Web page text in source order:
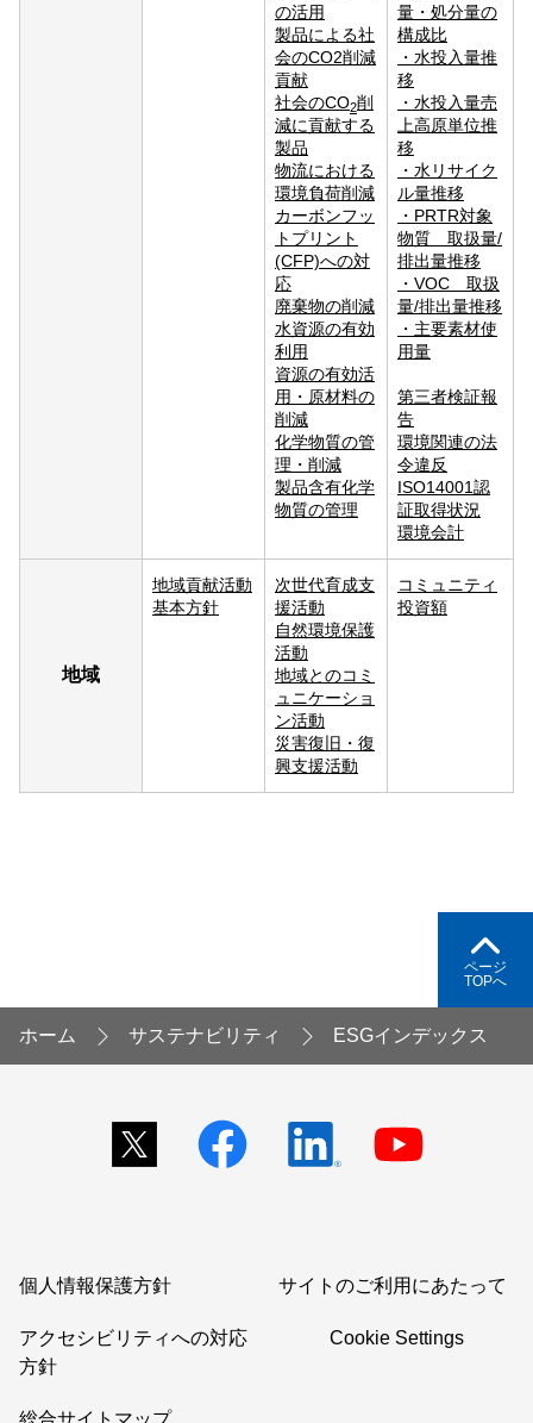
の活用
製品による社
会のCO2削減
貢献
社会のCO2削
減に貢献する
製品
物流における
環境負荷削減
カーボンフッ
トプリント
(CFP)への対
応
廃棄物の削減
水資源の有効
利用
資源の有効活
用・原材料の
削減
化学物質の管
理・削減
製品含有化学
物質の管理
量・処分量の
構成比
・ 水投入量推
移
・ 水投入量売
上高原単位推
移
・ 水リサイク
ル量推移
・ PRTR対象
物質 取扱量/
排出量推移
・ VOC 取扱
量/排出量推移
・ 主要素材使
用量
第三者検証報
告
環境関連の法
令違反
ISO14001認
証取得状況
環境会計
地域
地域貢献活動
基本方針
次世代育成支
援活動
自然環境保護
活動
地域とのコミ
ュニケーショ
ン活動
災害復旧・復
興支援活動
コミュニティ
投資額
ページ
TOPへ
ホーム サステナビリティ ESGインデックス
個人情報保護方針 サイトのご利用にあたって
アクセシビリティへの対応
方針
Cookie Settings
総合サイトマップ